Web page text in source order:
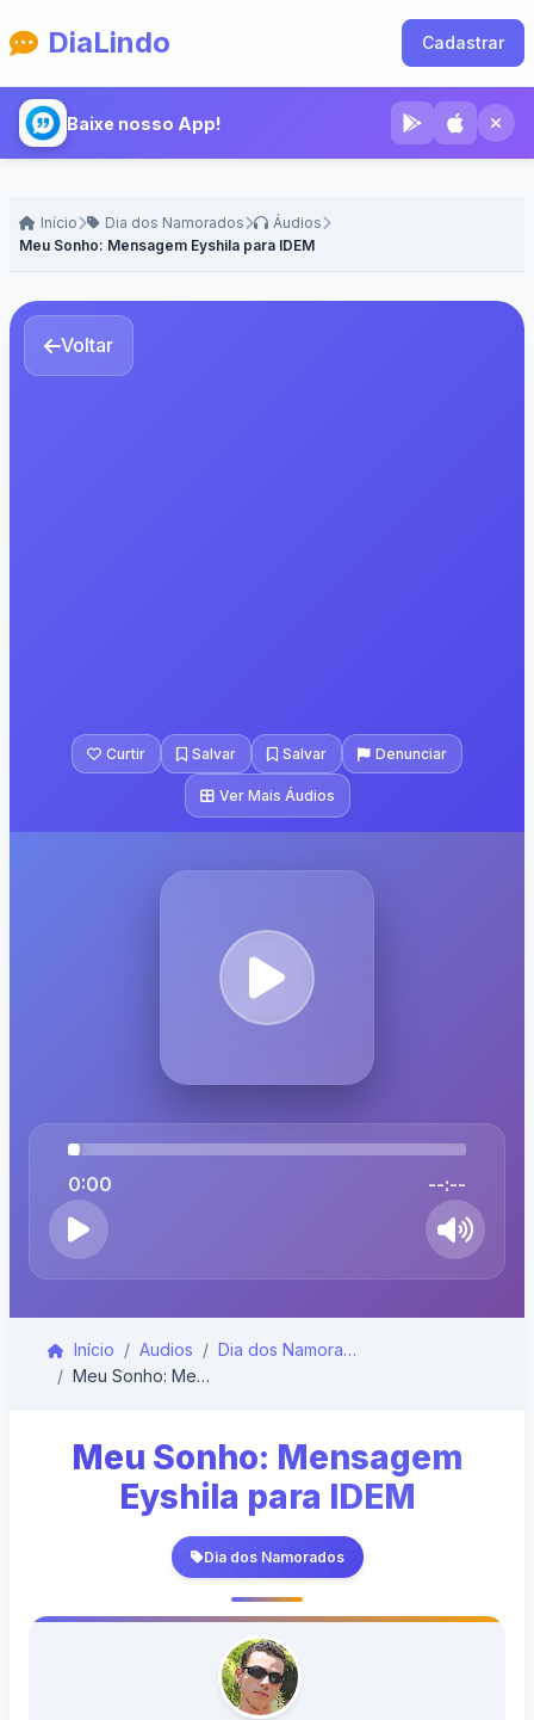
DiaLindo Cadastrar
Baixe nosso App!
Início Dia dos Namorados
Áudios
Meu Sonho: Mensagem Eyshila para IDEM
Voltar
Curtir Salvar Salvar Denunciar
Ver Mais Áudios
0:00 --:--
Início Audios
Dia dos Namorados
Meu Sonho: Mensagem Eyshila para IDEM
Meu Sonho: Mensagem
Eyshila para IDEM
Dia dos Namorados